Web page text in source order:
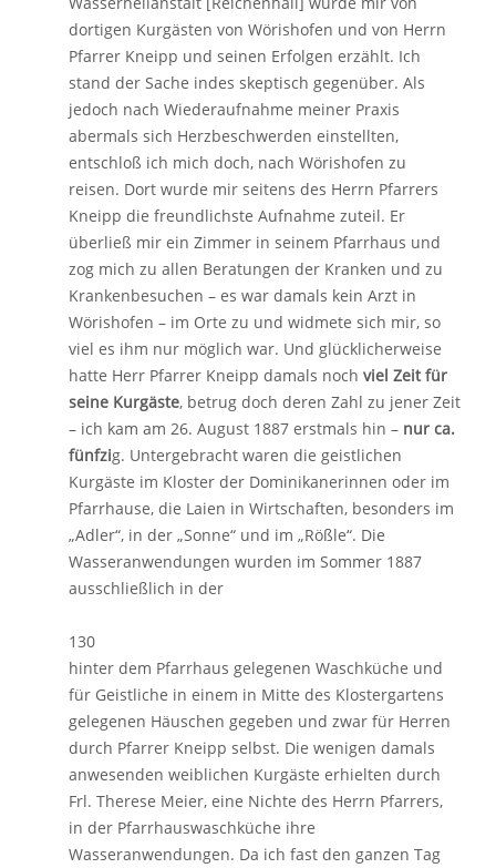
dortigen Kurgästen von Wörishofen und von Herrn
Pfarrer Kneipp und seinen Erfolgen erzählt. Ich
stand der Sache indes skeptisch gegenüber. Als
jedoch nach Wiederaufnahme meiner Praxis
abermals sich Herzbeschwerden einstellten,
entschloß ich mich doch, nach Wörishofen zu
reisen. Dort wurde mir seitens des Herrn Pfarrers
Kneipp die freundlichste Aufnahme zuteil. Er
überließ mir ein Zimmer in seinem Pfarrhaus und
zog mich zu allen Beratungen der Kranken und zu
Krankenbesuchen – es war damals kein Arzt in
Wörishofen – im Orte zu und widmete sich mir, so
viel es ihm nur möglich war. Und glücklicherweise
hatte Herr Pfarrer Kneipp damals noch viel Zeit für
seine Kurgäste, betrug doch deren Zahl zu jener Zeit
– ich kam am 26. August 1887 erstmals hin – nur ca.
fünfzig. Untergebracht waren die geistlichen
Kurgäste im Kloster der Dominikanerinnen oder im
Pfarrhause, die Laien in Wirtschaften, besonders im
„Adler“, in der „Sonne“ und im „Rößle“. Die
Wasseranwendungen wurden im Sommer 1887
ausschließlich in der
130
hinter dem Pfarrhaus gelegenen Waschküche und
für Geistliche in einem in Mitte des Klostergartens
gelegenen Häuschen gegeben und zwar für Herren
durch Pfarrer Kneipp selbst. Die wenigen damals
anwesenden weiblichen Kurgäste erhielten durch
Frl. Therese Meier, eine Nichte des Herrn Pfarrers,
in der Pfarrhauswaschküche ihre
Wasseranwendungen. Da ich fast den ganzen Tag